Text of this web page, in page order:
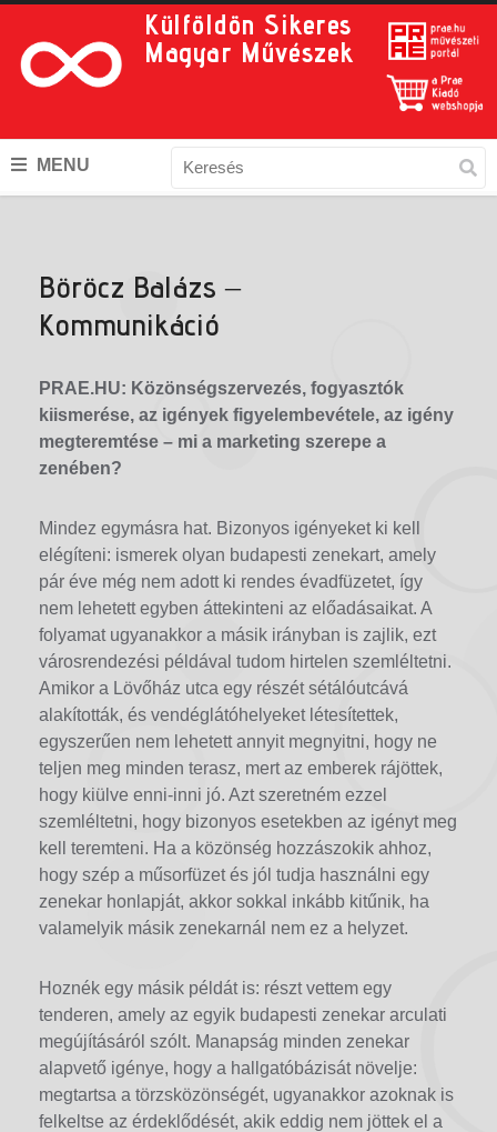
Külföldön Sikeres
Magyar Művészek
MENU
Böröcz Balázs –
Kommunikáció
PRAE.HU: Közönségszervezés, fogyasztók
kiismerése, az igények figyelembevétele, az igény
megteremtése – mi a marketing szerepe a
zenében?
Mindez egymásra hat. Bizonyos igényeket ki kell
elégíteni: ismerek olyan budapesti zenekart, amely
pár éve még nem adott ki rendes évadfüzetet, így
nem lehetett egyben áttekinteni az előadásaikat. A
folyamat ugyanakkor a másik irányban is zajlik, ezt
városrendezési példával tudom hirtelen szemléltetni.
Amikor a Lövőház utca egy részét sétálóutcává
alakították, és vendéglátóhelyeket létesítettek,
egyszerűen nem lehetett annyit megnyitni, hogy ne
teljen meg minden terasz, mert az emberek rájöttek,
hogy kiülve enni-inni jó. Azt szeretném ezzel
szemléltetni, hogy bizonyos esetekben az igényt meg
kell teremteni. Ha a közönség hozzászokik ahhoz,
hogy szép a műsorfüzet és jól tudja használni egy
zenekar honlapját, akkor sokkal inkább kitűnik, ha
valamelyik másik zenekarnál nem ez a helyzet.
Hoznék egy másik példát is: részt vettem egy
tenderen, amely az egyik budapesti zenekar arculati
megújításáról szólt. Manapság minden zenekar
alapvető igénye, hogy a hallgatóbázisát növelje:
megtartsa a törzsközönségét, ugyanakkor azoknak is
felkeltse az érdeklődését, akik eddig nem jöttek el a